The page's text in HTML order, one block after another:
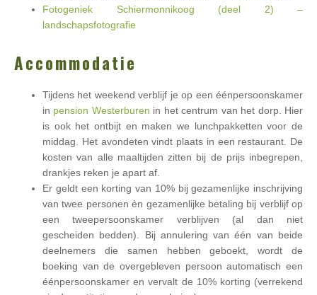
Fotogeniek Schiermonnikoog (deel 2) –
landschapsfotografie
Accommodatie
Tijdens het weekend verblijf je op een éénpersoonskamer
in pension Westerburen in het centrum van het dorp. Hier
is ook het ontbijt en maken we lunchpakketten voor de
middag. Het avondeten vindt plaats in een restaurant. De
kosten van alle maaltijden zitten bij de prijs inbegrepen,
drankjes reken je apart af.
Er geldt een korting van 10% bij gezamenlijke inschrijving
van twee personen èn gezamenlijke betaling bij verblijf op
een tweepersoonskamer verblijven (al dan niet
gescheiden bedden). Bij annulering van één van beide
deelnemers die samen hebben geboekt, wordt de
boeking van de overgebleven persoon automatisch een
éénpersoonskamer en vervalt de 10% korting (verrekend